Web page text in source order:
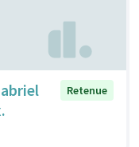
Retenue